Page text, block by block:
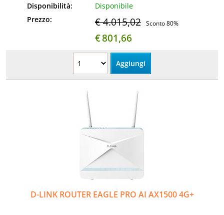
Elettrodomestici
MEDIC
Disponibilità:
Disponibile
Prezzo:
€ 4.015,02 Sconto 80%
€801,66
D-LINK ROUTER EAGLE PRO AI AX1500 4G+